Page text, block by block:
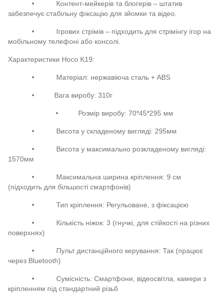
• Контент-мейкерів та блогерів – штатив
забезпечує стабільну фіксацію для зйомки та відео.
• Ігрових стрімів – підходить для стрімінгу ігор на
мобільному телефоні або консолі.
Характеристики Hoco K19:
• Матеріал: нержавіюча сталь + ABS
• Вага виробу: 310г
• Розмір виробу: 70*45*295 мм
• Висота у складеному вигляді: 295мм
• Висота у максимально розкладеному вигляді:
1570мм
• Максимальна ширина кріплення: 9 см
(підходить для більшості смартфонів)
• Тип кріплення: Регульоване, з фіксацією
• Кількість ніжок: 3 (гнучкі, для стійкості на різних
поверхнях)
• Пульт дистанційного керування: Так (працює
через Bluetooth)
• Сумісність: Смартфони, відеосвітла, камери з
кріпленням під стандартний різьб